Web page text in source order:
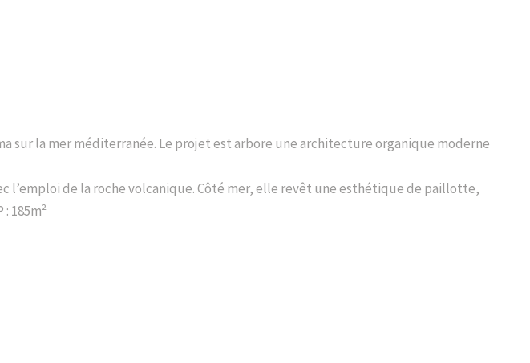
la mer méditerranée. Le projet est arbore une architecture organique moderne
de la roche volcanique. Côté mer, elle revêt une esthétique de paillotte,
185m²